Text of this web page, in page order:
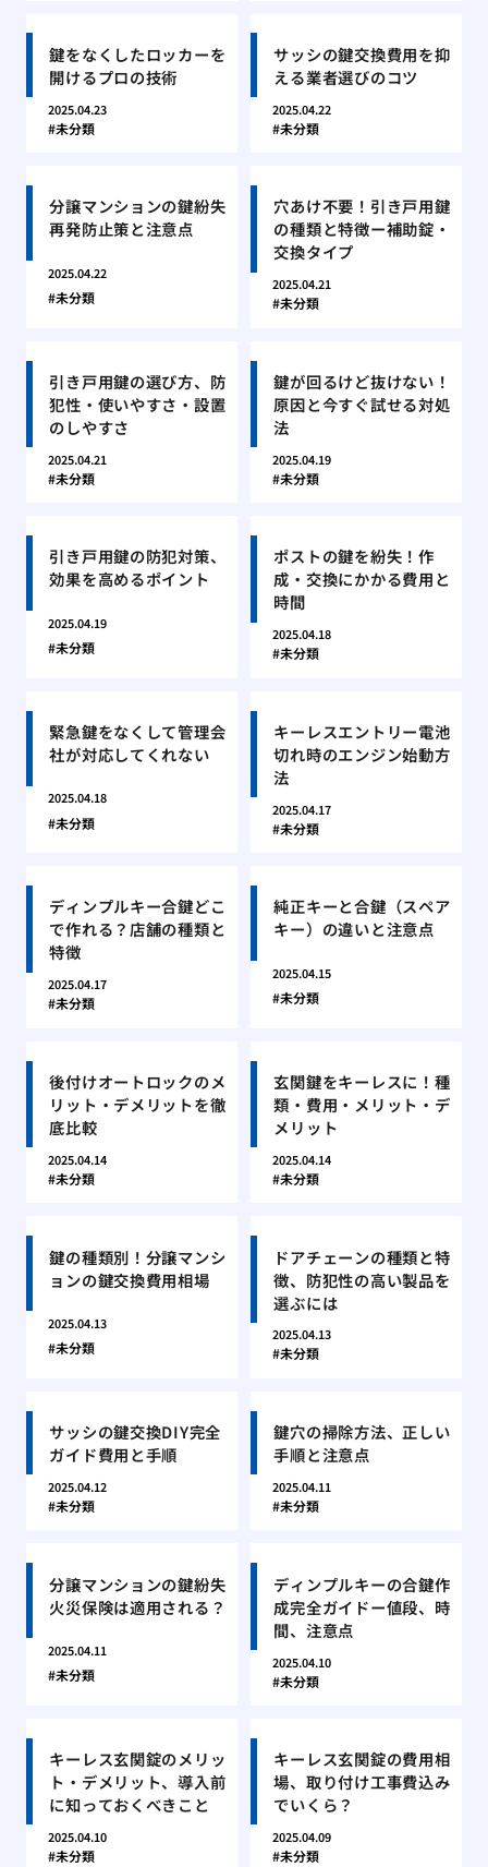
鍵をなくしたロッカーを
開けるプロの技術
2025.04.23
未分類
サッシの鍵交換費用を抑
える業者選びのコツ
2025.04.22
未分類
分譲マンションの鍵紛失
再発防止策と注意点
2025.04.22
未分類
穴あけ不要！引き戸用鍵
の種類と特徴ー補助錠・
交換タイプ
2025.04.21
未分類
引き戸用鍵の選び方、防
犯性・使いやすさ・設置
のしやすさ
2025.04.21
未分類
鍵が回るけど抜けない！
原因と今すぐ試せる対処
法
2025.04.19
未分類
引き戸用鍵の防犯対策、
効果を高めるポイント
2025.04.19
未分類
ポストの鍵を紛失！作
成・交換にかかる費用と
時間
2025.04.18
未分類
緊急鍵をなくして管理会
社が対応してくれない
2025.04.18
未分類
キーレスエントリー電池
切れ時のエンジン始動方
法
2025.04.17
未分類
ディンプルキー合鍵どこ
で作れる？店舗の種類と
特徴
2025.04.17
未分類
純正キーと合鍵（スペア
キー）の違いと注意点
2025.04.15
未分類
後付けオートロックのメ
リット・デメリットを徹
底比較
2025.04.14
未分類
玄関鍵をキーレスに！種
類・費用・メリット・デ
メリット
2025.04.14
未分類
鍵の種類別！分譲マンシ
ョンの鍵交換費用相場
2025.04.13
未分類
ドアチェーンの種類と特
徴、防犯性の高い製品を
選ぶには
2025.04.13
未分類
サッシの鍵交換DIY完全
ガイド費用と手順
2025.04.12
未分類
鍵穴の掃除方法、正しい
手順と注意点
2025.04.11
未分類
分譲マンションの鍵紛失
火災保険は適用される？
2025.04.11
未分類
ディンプルキーの合鍵作
成完全ガイドー値段、時
間、注意点
2025.04.10
未分類
キーレス玄関錠のメリッ
ト・デメリット、導入前
に知っておくべきこと
2025.04.10
未分類
キーレス玄関錠の費用相
場、取り付け工事費込み
でいくら？
2025.04.09
未分類